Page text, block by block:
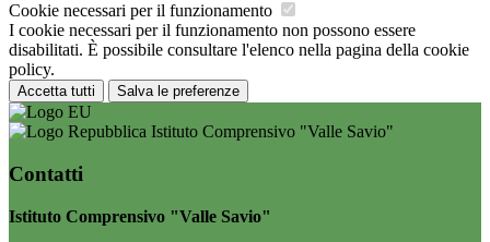
Cookie necessari per il funzionamento
I cookie necessari per il funzionamento non possono essere
disabilitati. È possibile consultare l'elenco nella pagina della cookie
policy.
Accetta tutti Salva le preferenze
Istituto Comprensivo "Valle Savio"
Contatti
Istituto Comprensivo "Valle Savio"